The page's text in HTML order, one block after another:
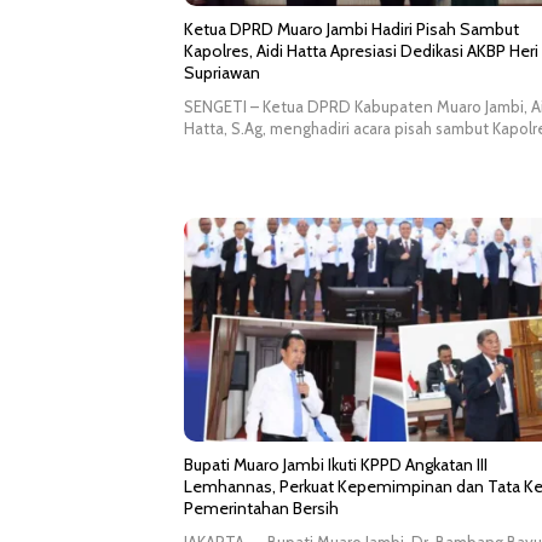
Ketua DPRD Muaro Jambi Hadiri Pisah Sambut
Kapolres, Aidi Hatta Apresiasi Dedikasi AKBP Heri
Supriawan
SENGETI – Ketua DPRD Kabupaten Muaro Jambi,
Hatta, S.Ag, menghadiri acara pisah sambut
Bupati Muaro Jambi Ikuti KPPD Angkatan III
Lemhannas, Perkuat Kepemimpinan dan Tata
Pemerintahan Bersih